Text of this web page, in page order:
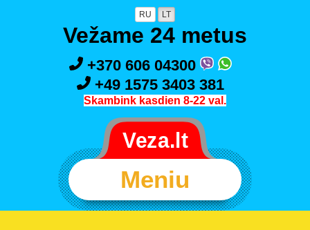
RU LT
Vežame 24 metus
+370 606 04300
+49 1575 3403 381
Skambink kasdien 8-22 val.
Meniu